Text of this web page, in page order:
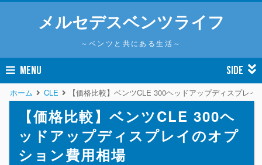
メルセデスベンツライフ
～ベンツと共にある生活～
MENU SIDE
ホーム CLE 【価格比較】ベンツCLE 300ヘッドアップディスプレ
【価格比較】ベンツCLE 300ヘ
ッドアップディスプレイのオプ
ション費用相場